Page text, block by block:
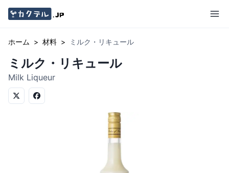
ホーム > 材料 > ミルク・リキュール
ミルク・リキュール
Milk Liqueur